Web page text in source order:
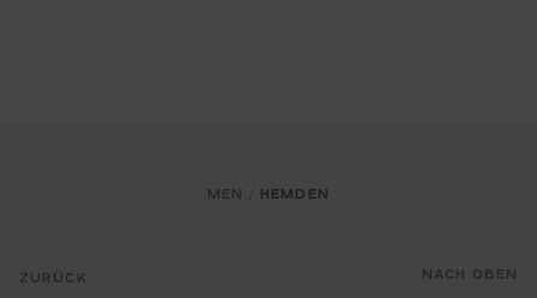
ZURÜCK
MEN HEMDEN
NACH OBEN